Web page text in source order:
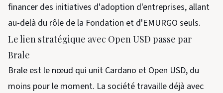
financer des initiatives d'adoption d'entreprises, allant
au-delà du rôle de la Fondation et d'EMURGO seuls.
Le lien stratégique avec Open USD passe par
Brale
Brale est le nœud qui unit Cardano et Open USD, du
moins pour le moment. La société travaille déjà avec